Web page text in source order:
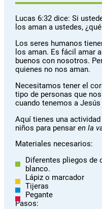
Lucas 6:32 dice: Si
los aman a ustedes,
Los seres humanos
los aman. Es fácil amar
buenos con nosotros.
quienes no nos aman.
Necesitamos tener el
tipo de personas que
cuando tenemos a
Aquí tienes una
niños para pensaren la
Materiales necesarios:
Diferentes pliegos de
blanco.
Lápiz o marcador
Tijeras
Pegante
Pasos: